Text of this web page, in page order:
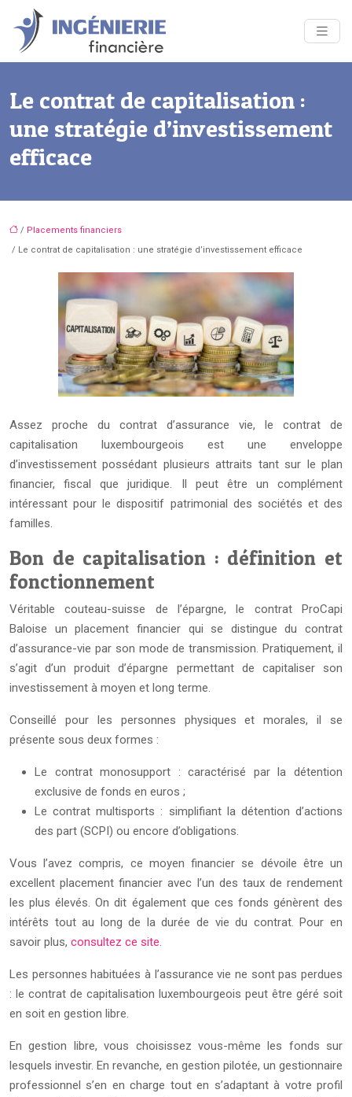
Le contrat de capitalisation :
une stratégie d’investissement
efficace
/ Placements financiers
/ Le contrat de capitalisation : une stratégie d’investissement efficace
Assez proche du contrat d’assurance vie, le contrat de
capitalisation luxembourgeois est une enveloppe
d’investissement possédant plusieurs attraits tant sur le plan
financier, fiscal que juridique. Il peut être un complément
intéressant pour le dispositif patrimonial des sociétés et des
familles.
Bon de capitalisation : définition et
fonctionnement
Véritable couteau-suisse de l’épargne, le contrat ProCapi
Baloise un placement financier qui se distingue du contrat
d’assurance-vie par son mode de transmission. Pratiquement, il
s’agit d’un produit d’épargne permettant de capitaliser son
investissement à moyen et long terme.
Conseillé pour les personnes physiques et morales, il se
présente sous deux formes :
Le contrat monosupport : caractérisé par la détention
exclusive de fonds en euros ;
Le contrat multisports : simplifiant la détention d’actions
des part (SCPI) ou encore d’obligations.
Vous l’avez compris, ce moyen financier se dévoile être un
excellent placement financier avec l’un des taux de rendement
les plus élevés. On dit également que ces fonds génèrent des
intérêts tout au long de la durée de vie du contrat. Pour en
savoir plus, consultez ce site.
Les personnes habituées à l’assurance vie ne sont pas perdues
: le contrat de capitalisation luxembourgeois peut être géré soit
en soit en gestion libre.
En gestion libre, vous choisissez vous-même les fonds sur
lesquels investir. En revanche, en gestion pilotée, un gestionnaire
professionnel s’en en charge tout en s’adaptant à votre profil